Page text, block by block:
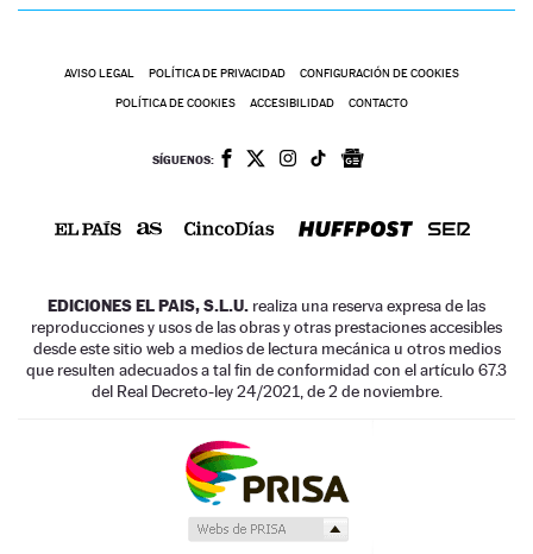
AVISO LEGAL POLÍTICA DE PRIVACIDAD CONFIGURACIÓN DE COOKIES
POLÍTICA DE COOKIES ACCESIBILIDAD CONTACTO
SÍGUENOS:
EDICIONES EL PAIS, S.L.U. realiza una reserva expresa de las
reproducciones y usos de las obras y otras prestaciones accesibles
desde este sitio web a medios de lectura mecánica u otros medios
que resulten adecuados a tal fin de conformidad con el artículo 67.3
del Real Decreto-ley 24/2021, de 2 de noviembre.